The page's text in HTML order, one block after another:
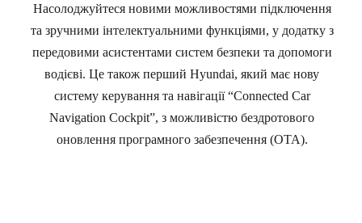
Насолоджуйтеся новими можливостями підключення
та зручними інтелектуальними функціями, у додатку з
передовими асистентами систем безпеки та допомоги
водієві. Це також перший Hyundai, який має нову
систему керування та навігації “Connected Car
Navigation Cockpit”, з можливістю бездротового
оновлення програмного забезпечення (OTA).